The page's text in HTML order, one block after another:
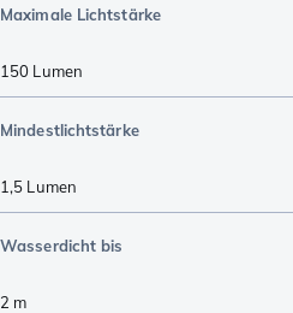
Maximale Lichtstärke
150 Lumen
Mindestlichtstärke
1,5 Lumen
Wasserdicht bis
2 m